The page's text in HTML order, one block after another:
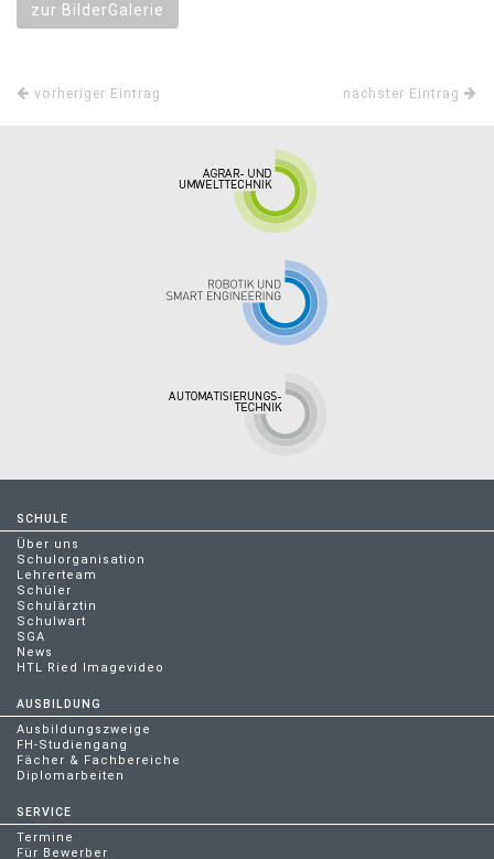
zur BilderGalerie
vorheriger Eintrag nächster Eintrag
SCHULE
Über uns
Schulorganisation
Lehrerteam
Schüler
Schulärztin
Schulwart
SGA
News
HTL Ried Imagevideo
AUSBILDUNG
Ausbildungszweige
FH-Studiengang
Fächer & Fachbereiche
Diplomarbeiten
SERVICE
Termine
Für Bewerber